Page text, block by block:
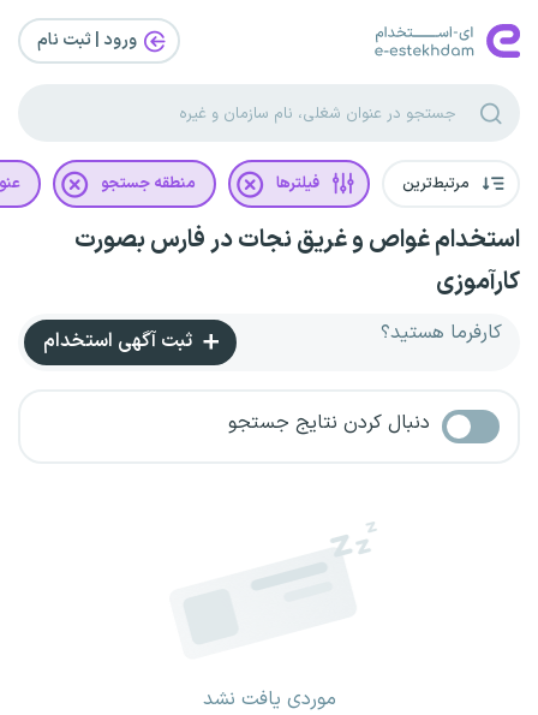
ورود | ثبت‌ نام
مرتبط‌ترین فیلترها منطقه جستجو
استخدام غواص و غریق نجات در فارس بصورت
کارآموزی
کارفرما هستید؟ ثبت آگهی استخدام
دنبال کردن نتایج جستجو
موردی یافت نشد